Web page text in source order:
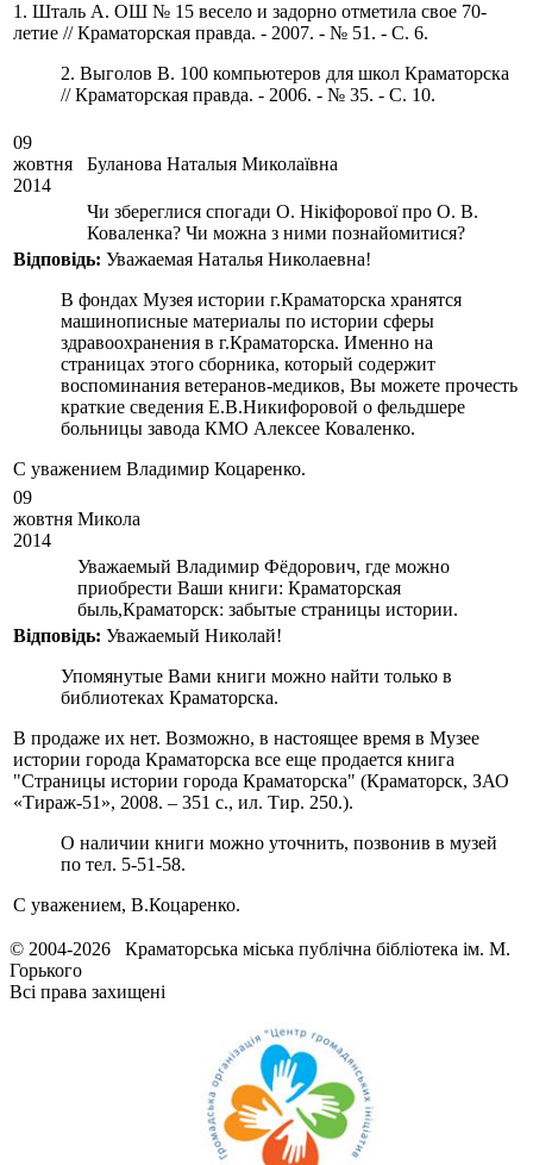
1. Шталь А. ОШ № 15 весело и задорно отметила свое 70-
летие // Краматорская правда. - 2007. - № 51. - С. 6.
2. Выголов В. 100 компьютеров для школ Краматорска
// Краматорская правда. - 2006. - № 35. - С. 10.
09
жовтня
2014
Буланова Наталыя Миколаївна
Чи збереглися спогади О. Нікіфорової про О. В.
Коваленка? Чи можна з ними познайомитися?
Вiдповiдь: Уважаемая Наталья Николаевна!
В фондах Музея истории г.Краматорска хранятся
машинописные материалы по истории сферы
здравоохранения в г.Краматорска. Именно на
страницах этого сборника, который содержит
воспоминания ветеранов-медиков, Вы можете прочесть
краткие сведения Е.В.Никифоровой о фельдшере
больницы завода КМО Алексее Коваленко.
С уважением Владимир Коцаренко.
09
жовтня
2014
Микола
Уважаемый Владимир Фёдорович, где можно
приобрести Ваши книги: Краматорская
быль,Краматорск: забытые страницы истории.
Вiдповiдь: Уважаемый Николай!
Упомянутые Вами книги можно найти только в
библиотеках Краматорска.
В продаже их нет. Возможно, в настоящее время в Музее
истории города Краматорска все еще продается книга
"Страницы истории города Краматорска" (Краматорск, ЗАО
«Тираж-51», 2008. – 351 с., ил. Тир. 250.).
О наличии книги можно уточнить, позвонив в музей
по тел. 5-51-58.
С уважением, В.Коцаренко.
© 2004-2026 Краматорська міська публічна бібліотека ім. М.
Горького
Всі права захищені